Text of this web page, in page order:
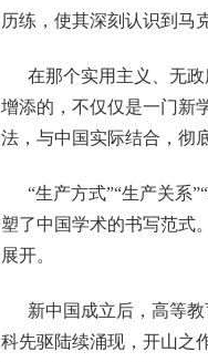
历练，使其深刻认识到马
在那个实用主义、无
增添的，不仅仅是一门新
法，与中国实际结合，彻
“生产方式”“生产关系
塑了中国学术的书写范式
展开。
新中国成立后，高等
科先驱陆续涌现，开山之